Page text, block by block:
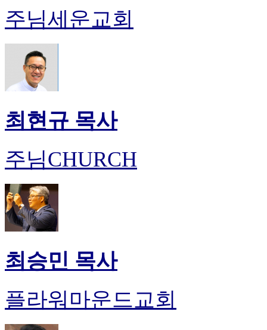
주님세운교회
최현규 목사
주님CHURCH
최승민 목사
플라워마운드교회